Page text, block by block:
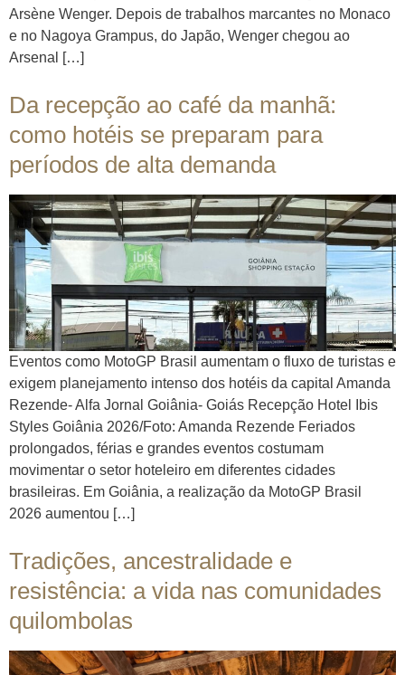
Arsène Wenger. Depois de trabalhos marcantes no Monaco
e no Nagoya Grampus, do Japão, Wenger chegou ao
Arsenal […]
Da recepção ao café da manhã:
como hotéis se preparam para
períodos de alta demanda
Eventos como MotoGP Brasil aumentam o fluxo de turistas e
exigem planejamento intenso dos hotéis da capital Amanda
Rezende- Alfa Jornal Goiânia- Goiás Recepção Hotel Ibis
Styles Goiânia 2026/Foto: Amanda Rezende Feriados
prolongados, férias e grandes eventos costumam
movimentar o setor hoteleiro em diferentes cidades
brasileiras. Em Goiânia, a realização da MotoGP Brasil
2026 aumentou […]
Tradições, ancestralidade e
resistência: a vida nas comunidades
quilombolas